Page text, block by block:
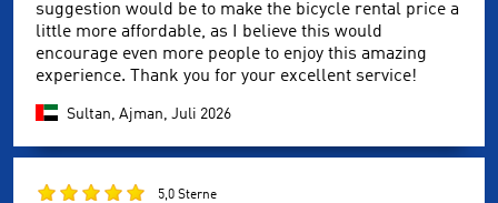
suggestion would be to make the bicycle rental price a
little more affordable, as I believe this would
encourage even more people to enjoy this amazing
experience. Thank you for your excellent service!
Sultan, Ajman, Juli 2026
5,0 Sterne